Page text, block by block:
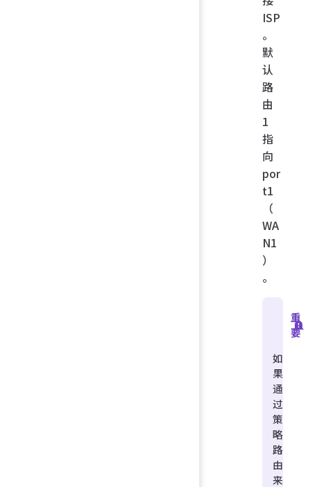
ISP
。
默
认
路
由
1
指
向
por
t1
（
WA
N1
）
。
重
要
如
果
通
过
策
略
路
由
来